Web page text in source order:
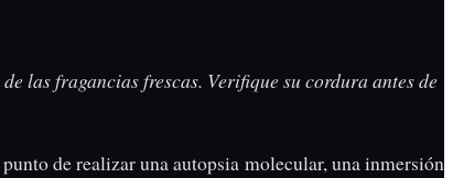
las fragancias frescas. Verifique su cordura antes de
de realizar una autopsia molecular, una inmersión